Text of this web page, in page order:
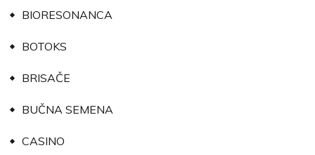
BIORESONANCA
BOTOKS
BRISAČE
BUČNA SEMENA
CASINO